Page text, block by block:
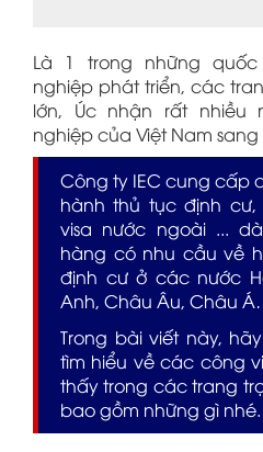
Là 1 trong những
nghiệp phát triển, các
lớn, Úc nhận rất nhiều
nghiệp của Việt Nam sang
Công ty IEC cung cấp
hành thủ tục định
visa nước ngoài ...
hàng có nhu cầu về
định cư ở các nước
Anh, Châu Âu, Châu
Trong bài viết này,
tìm hiểu về các công
thấy trong các trang
bao gồm những gì nhé.